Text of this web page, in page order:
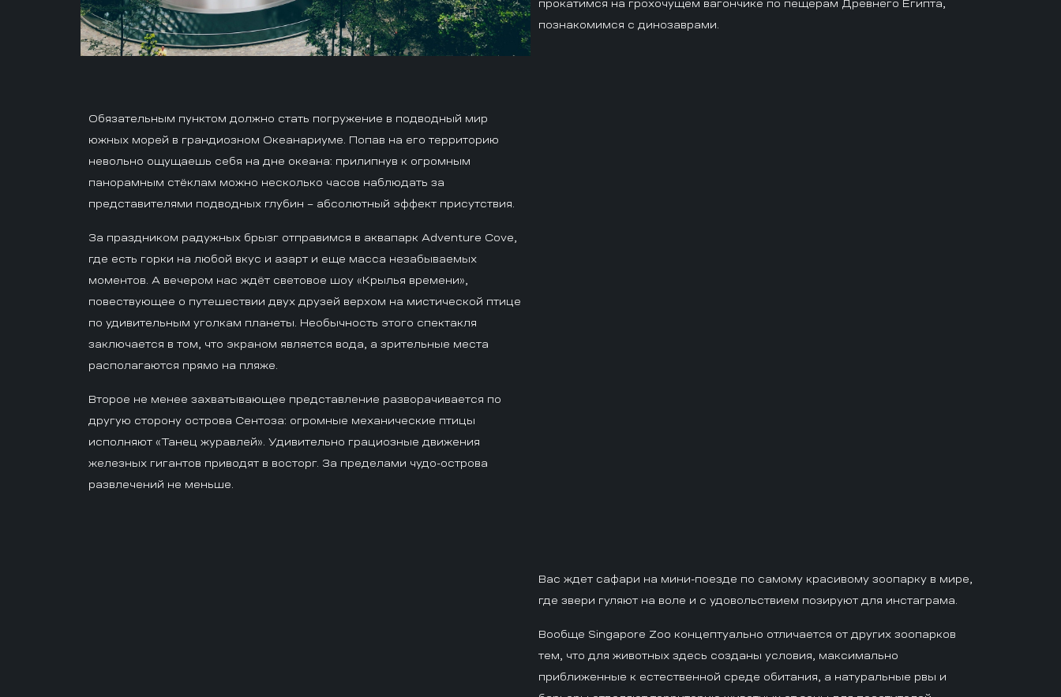
прокатимся на грохочущем вагончике по пещерам Древнего Египта,
познакомимся с динозаврами.
Обязательным пунктом должно стать погружение в подводный мир
южных морей в грандиозном Океанариуме. Попав на его территорию
невольно ощущаешь себя на дне океана: прилипнув к огромным
панорамным стёклам можно несколько часов наблюдать за
представителями подводных глубин – абсолютный эффект присутствия.
За праздником радужных брызг отправимся в аквапарк Adventure Cove,
где есть горки на любой вкус и азарт и еще масса незабываемых
моментов. А вечером нас ждёт световое шоу «Крылья времени»,
повествующее о путешествии двух друзей верхом на мистической птице
по удивительным уголкам планеты. Необычность этого спектакля
заключается в том, что экраном является вода, а зрительные места
располагаются прямо на пляже.
Второе не менее захватывающее представление разворачивается по
другую сторону острова Сентоза: огромные механические птицы
исполняют «Танец журавлей». Удивительно грациозные движения
железных гигантов приводят в восторг. За пределами чудо-острова
развлечений не меньше.
Вас ждет сафари на мини-поезде по самому красивому зоопарку в мире,
где звери гуляют на воле и с удовольствием позируют для инстаграма.
Вообще Singapore Zoo концептуально отличается от других зоопарков
тем, что для животных здесь созданы условия, максимально
приближенные к естественной среде обитания, а натуральные рвы и